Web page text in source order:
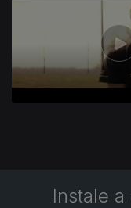
Instale